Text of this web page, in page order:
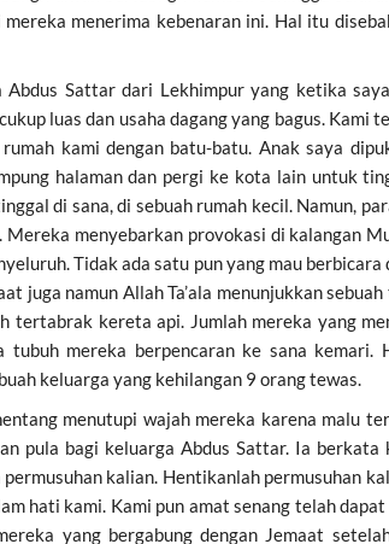
menerima kebenaran ini. Hal itu
Sattar dari Lekhimpur yang ketika
luas dan usaha dagang yang bagus. Kami
kami dengan batu-batu. Anak saya
halaman dan pergi ke kota lain untuk
di sana, di sebuah rumah kecil. Namun,
menyebarkan provokasi di kalangan
Tidak ada satu pun yang mau berbicara
namun Allah Ta’ala menunjukkan sebuah
tertabrak kereta api. Jumlah mereka yang
tubuh mereka berpencaran ke sana kemari.
keluarga yang kehilangan 9 orang tewas.
menutupi wajah mereka karena malu
pula bagi keluarga Abdus Sattar. Ia berkata
kalian. Hentikanlah permusuhan
hati kami. Kami pun amat senang telah
yang bergabung dengan Jemaat